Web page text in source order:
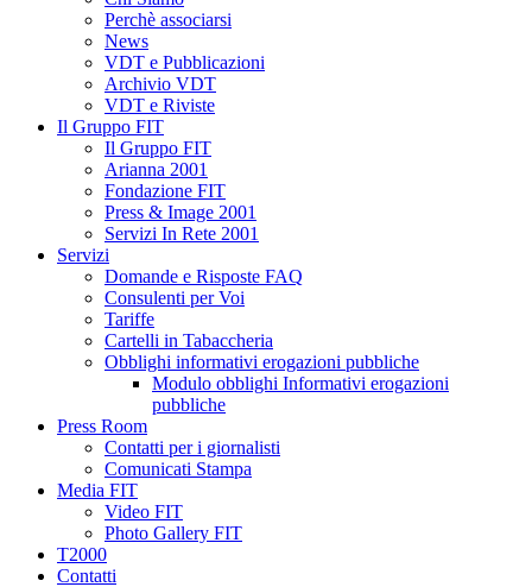
Perchè associarsi
News
VDT e Pubblicazioni
Archivio VDT
VDT e Riviste
Il Gruppo FIT
Il Gruppo FIT
Arianna 2001
Fondazione FIT
Press & Image 2001
Servizi In Rete 2001
Servizi
Domande e Risposte FAQ
Consulenti per Voi
Tariffe
Cartelli in Tabaccheria
Obblighi informativi erogazioni pubbliche
Modulo obblighi Informativi erogazioni
pubbliche
Press Room
Contatti per i giornalisti
Comunicati Stampa
Media FIT
Video FIT
Photo Gallery FIT
T2000
Contatti